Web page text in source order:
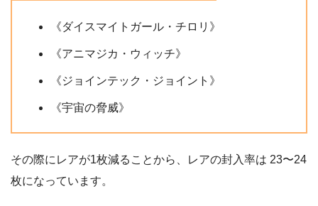
《ダイスマイトガール・チロリ》
《アニマジカ・ウィッチ》
《ジョインテック・ジョイント》
《宇宙の脅威》
その際にレアが1枚減ることから、レアの封入率は 23〜24
枚になっています。